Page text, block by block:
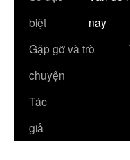
biệt
nay
Gặp gỡ và trò
chuyện
Tác
giả